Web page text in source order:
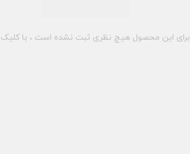
برای این محصول هیچ نظری ثبت نشده است ، با کلیک